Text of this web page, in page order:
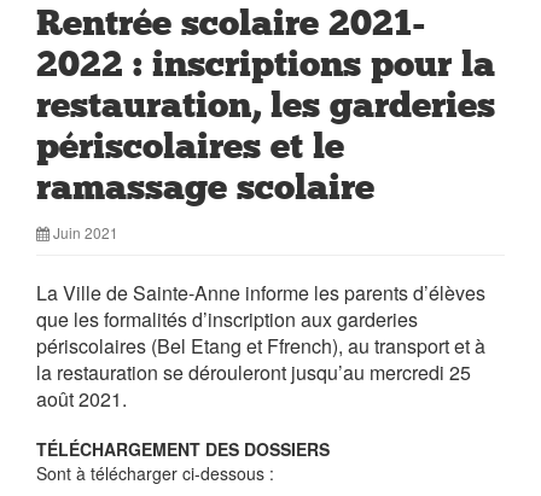
Rentrée scolaire 2021-
2022 : inscriptions pour la
restauration, les garderies
périscolaires et le
ramassage scolaire
Juin 2021
La Ville de Sainte-Anne informe les parents d’élèves
que les formalités d’inscription aux garderies
périscolaires (Bel Etang et Ffrench), au transport et à
la restauration se dérouleront jusqu’au mercredi 25
août 2021.
TÉLÉCHARGEMENT DES DOSSIERS
Sont à télécharger ci-dessous :